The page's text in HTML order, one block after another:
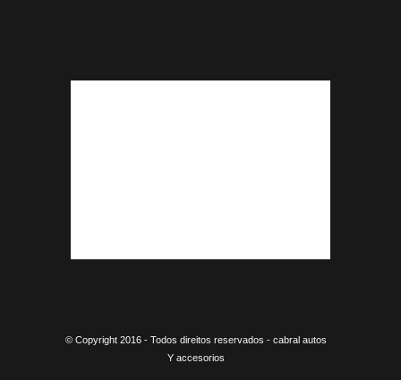
© Copyright 2016 - Todos direitos reservados - cabral autos
Y accesorios